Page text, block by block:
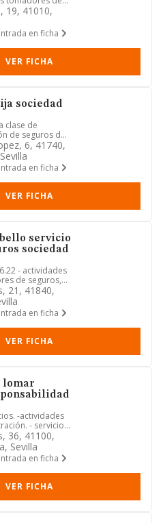
d...
19, 41010,
en ficha
VER FICHA
sociedad
clase de
de seguros de
en g...
6, 41740,
en ficha
VER FICHA
servicio
sociedad
- actividades
de seguros,
21, 41840,
en ficha
VER FICHA
lomar
-actividades
- servicios
36, 41100,
Sevilla
en ficha
VER FICHA